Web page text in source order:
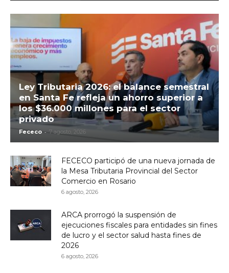
Ley Tributaria 2026: el balance semestral
en Santa Fe refleja un ahorro superior a
los $36.000 millones para el sector
privado
Fececo - 7 agosto, 2026
FECECO participó de una nueva jornada de
la Mesa Tributaria Provincial del Sector
Comercio en Rosario
6 agosto, 2026
ARCA prorrogó la suspensión de
ejecuciones fiscales para entidades sin fines
de lucro y el sector salud hasta fines de
2026
6 agosto, 2026